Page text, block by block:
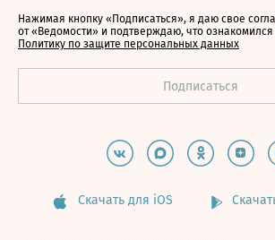
Нажимая кнопку «Подписаться», я даю свое
от «Ведомости» и подтверждаю, что
Политику по защите персональных данных
Скачать для iOS